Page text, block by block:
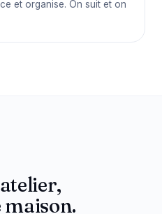
et organise. On suit et on
maison.